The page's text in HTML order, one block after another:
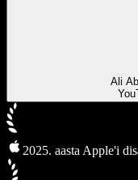
Ali
2025. aasta Apple'i